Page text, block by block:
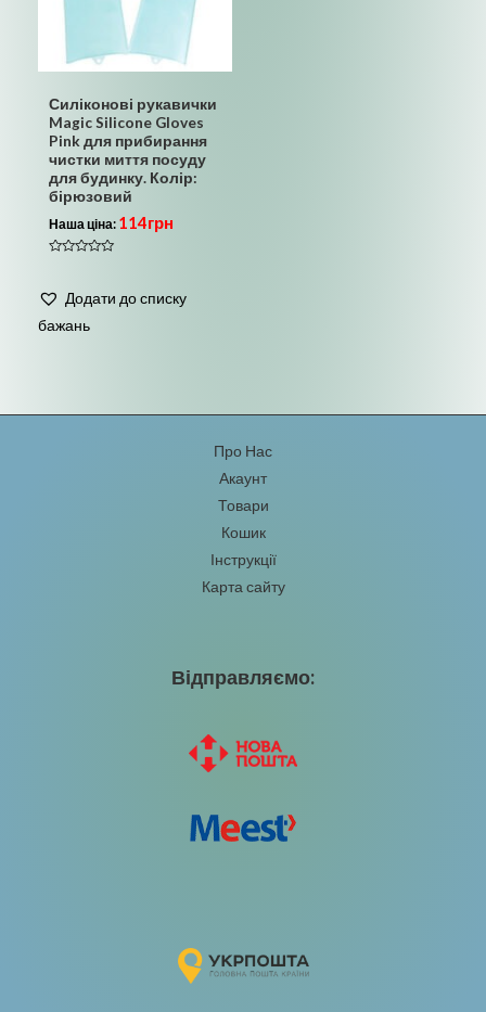
Силіконові рукавички
Magic Silicone Gloves
Pink для прибирання
чистки миття посуду
для будинку. Колір:
бірюзовий
Наша ціна: 114грн
з
Додати до списку
бажань
Про Нас
Акаунт
Товари
Кошик
Інструкції
Карта сайту
Відправляємо: